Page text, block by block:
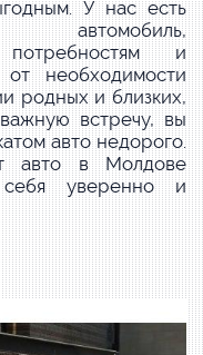
У нас есть
автомобиль,
и
необходимости
родных и близких,
встречу, вы
авто недорого.
авто в Молдове
себя уверенно и